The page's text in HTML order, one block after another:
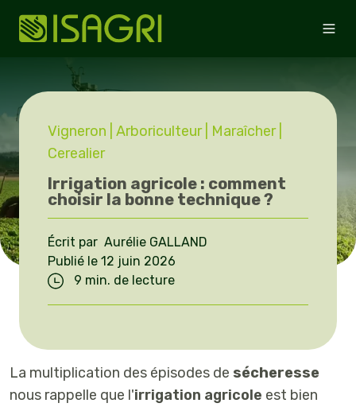
Vigneron | Arboriculteur | Maraîcher
Cerealier
Irrigation agricole : comment
choisir la bonne technique ?
Écrit par Aurélie GALLAND
Publié le 12 juin 2026
9 min. de lecture
La multiplication des épisodes de sécheresse
nous rappelle que l'irrigation agricole est bien